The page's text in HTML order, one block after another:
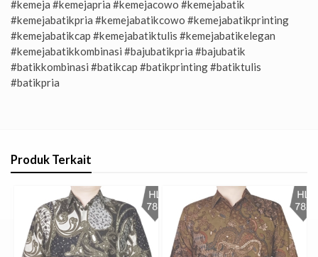
#kemeja #kemejapria #kemejacowo #kemejabatik
#kemejabatikpria #kemejabatikcowo #kemejabatikprinting
#kemejabatikcap #kemejabatiktulis #kemejabatikelegan
#kemejabatikkombinasi #bajubatikpria #bajubatik
#batikkombinasi #batikcap #batikprinting #batiktulis
#batikpria
Produk Terkait